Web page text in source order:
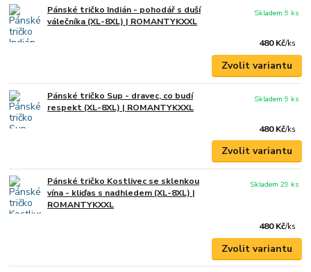
Pánské tričko Indián - pohodář s duší
válečníka (XL-8XL) | ROMANTYKXXL
480 Kč/ks
Skladem 9 ks
Zvolit variantu
Pánské tričko Sup - dravec, co budí
respekt (XL-8XL) | ROMANTYKXXL
480 Kč/ks
Skladem 9 ks
Zvolit variantu
Pánské tričko Kostlivec se sklenkou
vína - kliďas s nadhledem (XL-8XL) |
ROMANTYKXXL
480 Kč/ks
Skladem 29 ks
Zvolit variantu